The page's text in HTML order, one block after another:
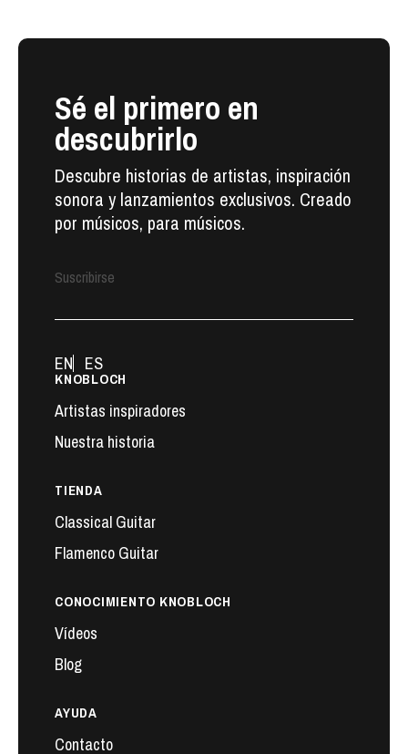
Sé el primero en
descubrirlo
Descubre historias de artistas, inspiración
sonora y lanzamientos exclusivos. Creado
por músicos, para músicos.
Suscribirse
KNOBLOCH
Artistas inspiradores
Nuestra historia
TIENDA
Classical Guitar
Flamenco Guitar
CONOCIMIENTO KNOBLOCH
Vídeos
Blog
AYUDA
Contacto
EN ES